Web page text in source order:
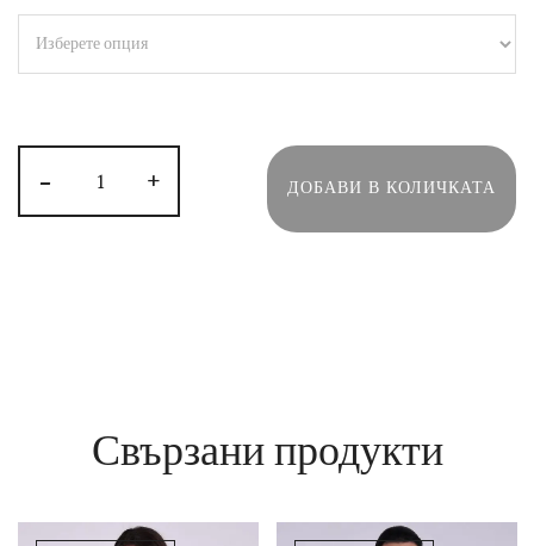
- + ДОБАВИ В КОЛИЧКАТА
Свързани продукти